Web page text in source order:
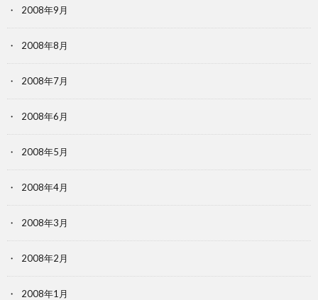
2008年9月
2008年8月
2008年7月
2008年6月
2008年5月
2008年4月
2008年3月
2008年2月
2008年1月